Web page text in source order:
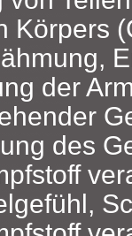
Körpers
der
des